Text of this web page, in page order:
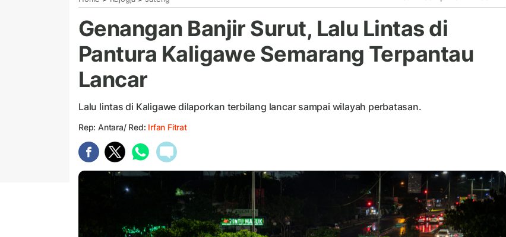
Genangan Banjir Surut, Lalu Lintas di
Pantura Kaligawe Semarang Terpantau
Lancar
Lalu lintas di Kaligawe dilaporkan terbilang lancar sampai wilayah perbatasan.
Rep: Antara/ Red: Irfan Fitrat